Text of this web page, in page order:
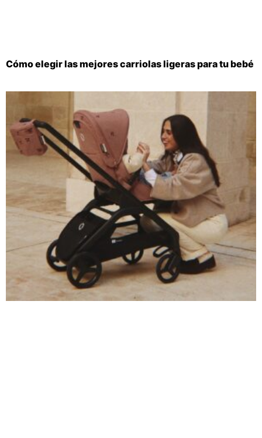
Cómo elegir las mejores carriolas ligeras para tu bebé